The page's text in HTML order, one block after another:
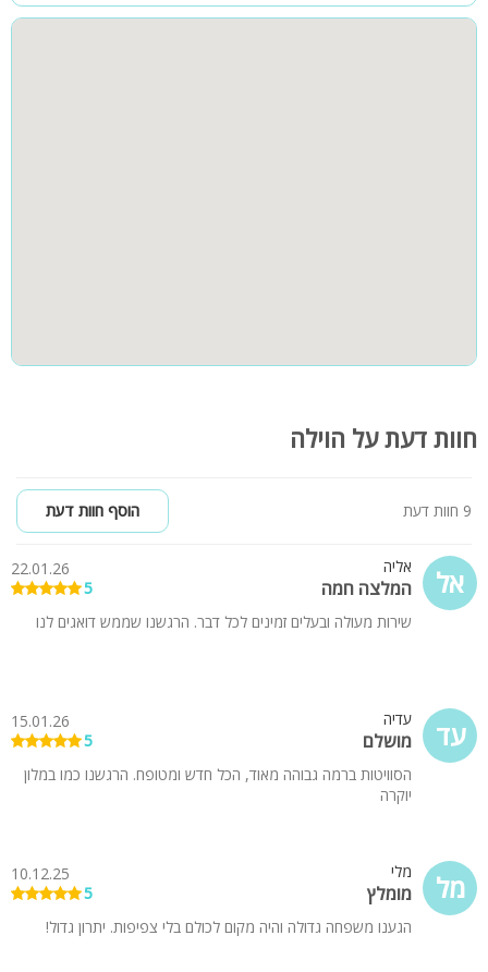
וילה שירי מתאימה לחופשה משפחתית, קבוצתית, ציבור דתי, ימי כיף
וערבי גיבוש, הלינה מותאמת עד: 20 איש, קיימת נגישות לנכים
חוות דעת על הוילה
9 חוות דעת הוסף חוות דעת
אל אליה
המלצה חמה
22.01.26
5
שירות מעולה ובעלים זמינים לכל דבר. הרגשנו שממש דואגים לנו
עד עדיה
מושלם
15.01.26
5
הסוויטות ברמה גבוהה מאוד, הכל חדש ומטופח. הרגשנו כמו במלון
יוקרה
מל מלי
מומלץ
10.12.25
5
הגענו משפחה גדולה והיה מקום לכולם בלי צפיפות. יתרון גדול!